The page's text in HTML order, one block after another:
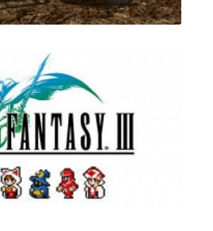
RallyCross